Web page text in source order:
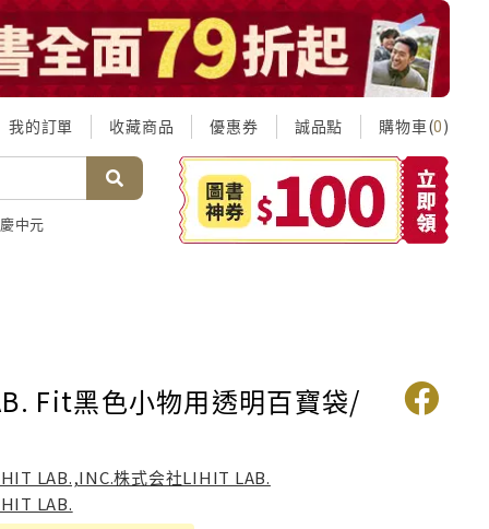
我的訂單 收藏商品 優惠券 誠品點 購物車(0)
中元
Fit黑色小物用透明百寶袋/
LAB.,INC.株式会社LIHIT LAB.
LAB.